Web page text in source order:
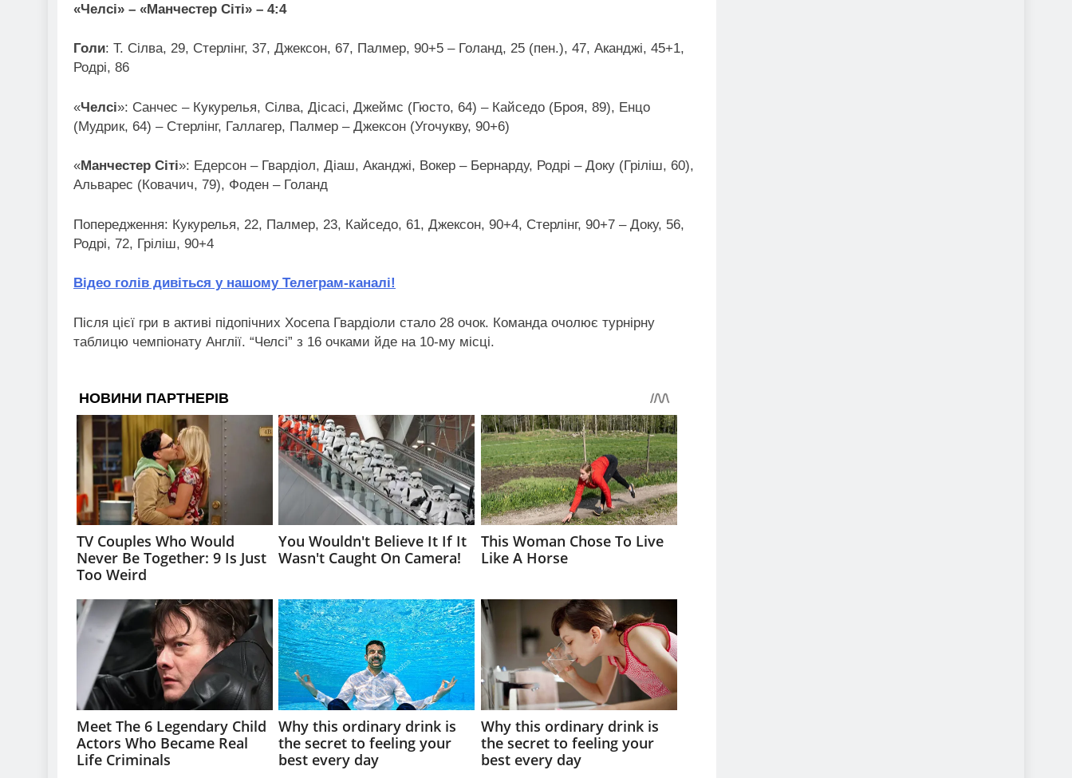
«Челсі» – «Манчестер Сіті» – 4:4
Голи: Т. Сілва, 29, Стерлінг, 37, Джексон, 67, Палмер, 90+5 – Голанд, 25 (пен.), 47, Аканджі, 45+1,
Родрі, 86
«Челсі»: Санчес – Кукурелья, Сілва, Дісасі, Джеймс (Гюсто, 64) – Кайседо (Броя, 89), Енцо
(Мудрик, 64) – Стерлінг, Галлагер, Палмер – Джексон (Угочукву, 90+6)
«Манчестер Сіті»: Едерсон – Гвардіол, Діаш, Аканджі, Вокер – Бернарду, Родрі – Доку (Гріліш, 60),
Альварес (Ковачич, 79), Фоден – Голанд
Попередження: Кукурелья, 22, Палмер, 23, Кайседо, 61, Джексон, 90+4, Стерлінг, 90+7 – Доку, 56,
Родрі, 72, Гріліш, 90+4
Відео голів дивіться у нашому Телеграм-каналі!
Після цієї гри в активі підопічних Хосепа Гвардіоли стало 28 очок. Команда очолює турнірну
таблицю чемпіонату Англії. “Челсі” з 16 очками йде на 10-му місці.